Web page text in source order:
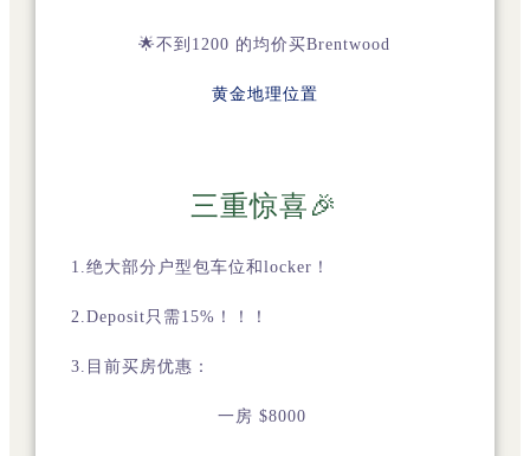
🌟不到 1200 的均价买Brentwood
黄金地理位置
三重惊喜🎉
1.绝大部分户型包车位和locker！
2.Deposit只需15%！！！
3.目前买房优惠：
一房 $8000